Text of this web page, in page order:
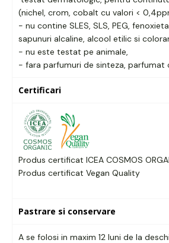
(nichel, crom, cobalt cu valori <
- nu contine SLES, SLS, PEG,
sapunuri alcaline, alcool etilic si
- nu este testat pe animale,
- fara parfumuri de sinteza, parfumat
Certificari
Produs certificat ICEA COSMOS
Produs certificat Vegan Quality
Pastrare si conservare
A se folosi in maxim 12 luni de la